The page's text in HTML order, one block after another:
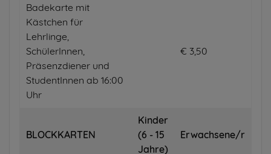
Badekarte mit
Kästchen für
Lehrlinge,
SchülerInnen,
Präsenzdiener und
StudentInnen ab 16:00
Uhr
€ 3,50
BLOCKKARTEN
Kinder
(6 - 15
Jahre)
Erwachsene/r